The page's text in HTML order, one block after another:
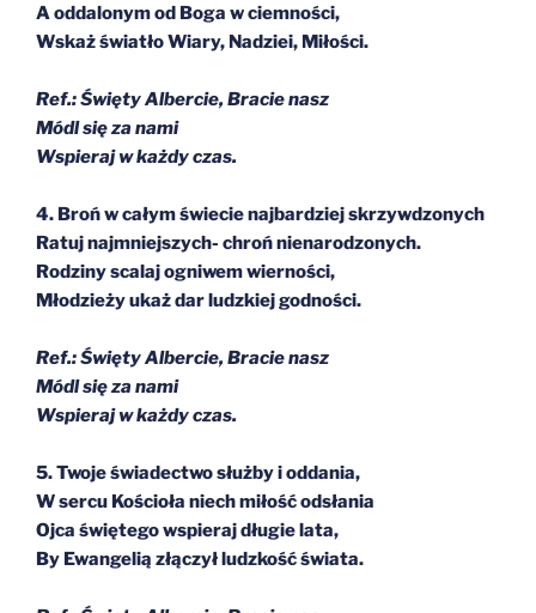
A oddalonym od Boga w ciemności,
Wskaż światło Wiary, Nadziei, Miłości.
Ref.: Święty Albercie, Bracie nasz
Módl się za nami
Wspieraj w każdy czas.
4. Broń w całym świecie najbardziej skrzywdzonych
Ratuj najmniejszych- chroń nienarodzonych.
Rodziny scalaj ogniwem wierności,
Młodzieży ukaż dar ludzkiej godności.
Ref.: Święty Albercie, Bracie nasz
Módl się za nami
Wspieraj w każdy czas.
5. Twoje świadectwo służby i oddania,
W sercu Kościoła niech miłość odsłania
Ojca świętego wspieraj długie lata,
By Ewangelią złączył ludzkość świata.